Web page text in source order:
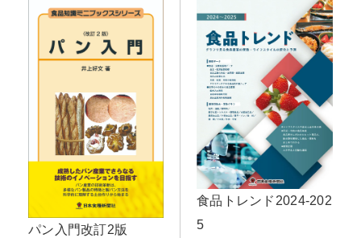
パン入門改訂2版
食品トレンド2024-202
5